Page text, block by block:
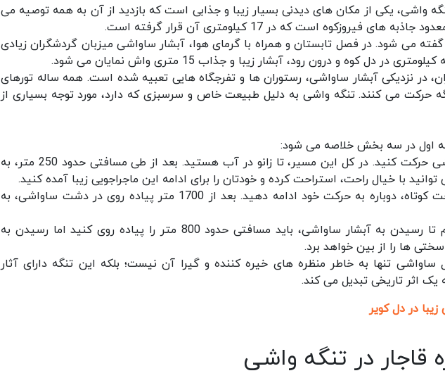
واشی، یکی از مکان ‌های دیدنی بسیار زیبا و جذابی است که بازدید از آن به همه توصیه می
فیروزکوه است که در 17 کیلومتری آن قرار گرفته است.
می شود. در فصل تابستان و همراه با گرمای هوا، آبشار ساواشی میزبان گردشگران زیادی
دل کوه و درون رود، آبشار زیبا و جذاب 15 متری واش نمایان می شود.
در نزدیکی آبشار ساواشی، رستوران ها و تفرجگاه هایی تعبیه شده است. همه ساله تورهای
حرکت می کنند. تنگه واشی به دلیل طبیعت خاص و سرسبزی که دارد، مورد توجه بسیاری از
اول در سه بخش خلاصه می شود:
بخش اول: از ابتدای تنگه واشی حرکت کنید. در کل این مسیر، تا زانو در آب هستید. بعد از طی مسافتی حدود 250 متر، به
با خیال راحت، استراحت کرده و خودتان را برای ادامه این ماجراجویی زیبا آمده کنید.
بخش دوم: بعد از یک استراحت کوتاه، دوباره به حرکت خود ادامه دهید. بعد از 1700 متر پیاده روی در دشت ساواشی، به
بخش سوم: از ابتدا تنگه دوم تا رسیدن به آبشار ساواشی، باید مسافتی حدود 800 متر را پیاده روی کنید اما رسیدن به
ها را از بین خواهد برد.
ساواشی تنها به خاطر منظره های خیره کننده و گیرا آن نیست؛ بلکه این تنگه دارای آثار
یک اثر تاریخی تبدیل می کند.
در دل کویر
قاجار در تنگه واشی